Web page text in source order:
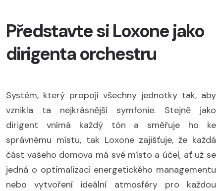
Představte si Loxone jako
dirigenta orchestru
Systém, který propojí všechny jednotky tak, aby
vznikla ta nejkrásnější symfonie. Stejně jako
dirigent vnímá každý tón a směřuje ho ke
správnému místu, tak Loxone zajišťuje, že každá
část vašeho domova má své místo a účel, ať už se
jedná o optimalizaci energetického managementu
nebo vytvoření ideální atmosféry pro každou